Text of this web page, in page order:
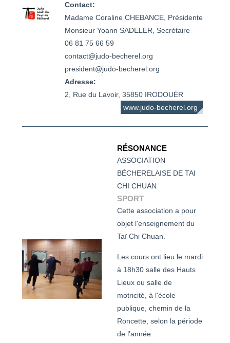
Contact:
Madame Coraline CHEBANCE, Présidente
Monsieur Yoann SADELER, Secrétaire
06 81 75 66 59
contact@judo-becherel.org
president@judo-becherel.org
Adresse:
2, Rue du Lavoir, 35850 IRODOUËR
www.judo-becherel.org
RÉSONANCE
ASSOCIATION
BÉCHERELAISE DE TAI
CHI CHUAN
SPORT
Cette association a pour
objet l'enseignement du
Taï Chi Chuan.
Les cours ont lieu le mardi
à 18h30 salle des Hauts
Lieux ou salle de
motricité, à l'école
publique, chemin de la
Roncette, selon la période
de l'année.